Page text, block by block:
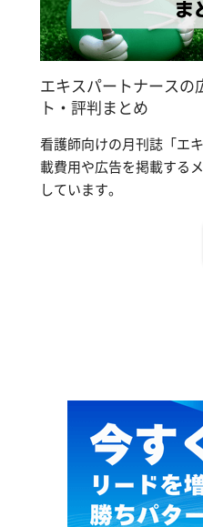
エキスパートナースの
ト・評判まとめ
看護師向けの月刊誌「エ
載費用や広告を掲載する
しています。